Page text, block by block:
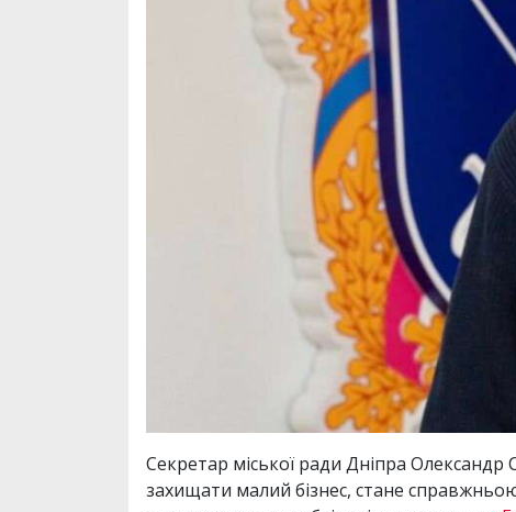
Секретар міської ради Дніпра
захищати малий бізнес, стане